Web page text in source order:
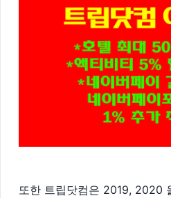
또한 트립닷컴은 2019, 2020